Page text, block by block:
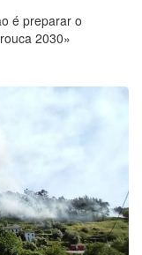
é preparar o
2030»